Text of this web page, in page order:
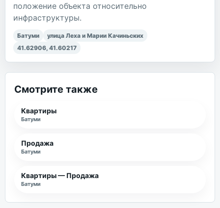
положение объекта относительно
инфраструктуры.
Батуми
улица Леха и Марии Качиньских
41.62906, 41.60217
Смотрите также
Квартиры
Батуми
Продажа
Батуми
Квартиры — Продажа
Батуми